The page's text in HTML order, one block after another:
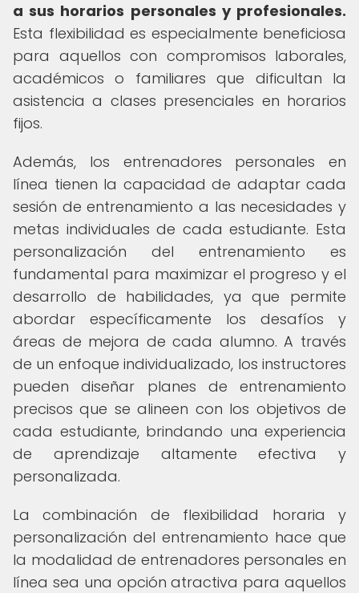
a sus horarios personales y profesionales.
Esta flexibilidad es especialmente beneficiosa
para aquellos con compromisos laborales,
académicos o familiares que dificultan la
asistencia a clases presenciales en horarios
fijos.
Además, los entrenadores personales en
línea tienen la capacidad de adaptar cada
sesión de entrenamiento a las necesidades y
metas individuales de cada estudiante. Esta
personalización del entrenamiento es
fundamental para maximizar el progreso y el
desarrollo de habilidades, ya que permite
abordar específicamente los desafíos y
áreas de mejora de cada alumno. A través
de un enfoque individualizado, los instructores
pueden diseñar planes de entrenamiento
precisos que se alineen con los objetivos de
cada estudiante, brindando una experiencia
de aprendizaje altamente efectiva y
personalizada.
La combinación de flexibilidad horaria y
personalización del entrenamiento hace que
la modalidad de entrenadores personales en
línea sea una opción atractiva para aquellos